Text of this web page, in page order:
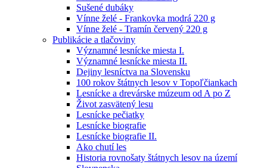
Sušené dubáky
Vínne želé - Frankovka modrá 220 g
Vínne želé - Tramín červený 220 g
Publikácie a tlačoviny
Významné lesnícke miesta I.
Významné lesnícke miesta II.
Dejiny lesníctva na Slovensku
100 rokov štátnych lesov v Topoľčiankach
Lesnícke a drevárske múzeum od A po Z
Život zasvätený lesu
Lesnícke pečiatky
Lesnícke biografie
Lesnícke biografie II.
Ako chutí les
Historia rovnošaty štátnych lesov na území